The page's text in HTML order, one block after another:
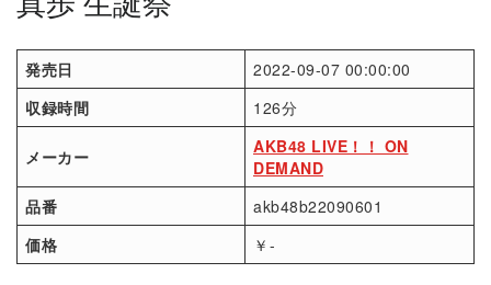
発売日
2022-09-07 00:00:00
収録時間
126分
メーカー
AKB48 LIVE！！ ON
DEMAND
品番
akb48b22090601
価格
￥-